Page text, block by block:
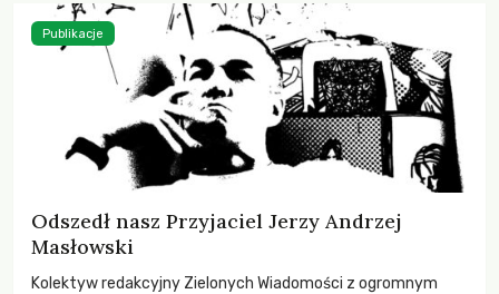
Odszedł nasz Przyjaciel Jerzy Andrzej
Masłowski
Kolektyw redakcyjny Zielonych Wiadomości z ogromnym
Publikacje